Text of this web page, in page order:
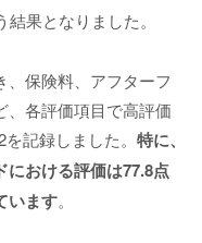
結果となりました。
、保険料、アフターフ
、各評価項目で高評価
記録しました。 特に、
における評価は77.8点
います。